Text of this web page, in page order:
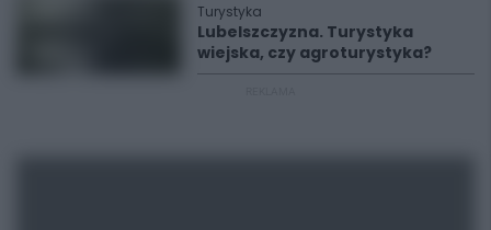
Turystyka
Lubelszczyzna. Turystyka
wiejska, czy agroturystyka?